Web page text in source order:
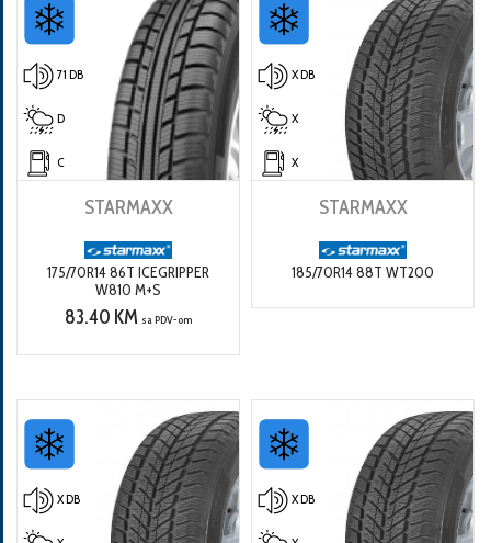
71 DB
D
C
STARMAXX
175/70R14 86T ICEGRIPPER
W810 M+S
83.40 KM sa PDV-om
X DB
X
X
STARMAXX
185/70R14 88T WT200
X DB X DB